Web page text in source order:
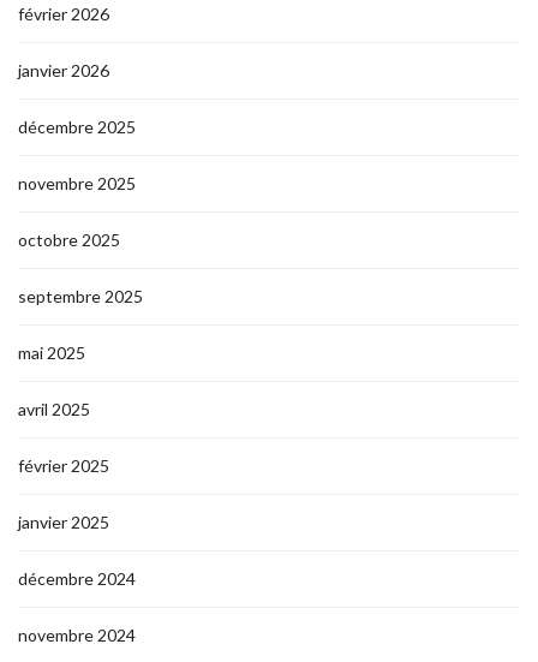
février 2026
janvier 2026
décembre 2025
novembre 2025
octobre 2025
septembre 2025
mai 2025
avril 2025
février 2025
janvier 2025
décembre 2024
novembre 2024